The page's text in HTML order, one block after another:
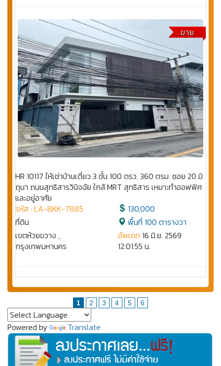
ขาย
HR 10117 ให้เช่าบ้านเดี่ยว 3 ชั้น 100 ตรว. 360 ตรม. ซอย 20 มิ
ถุนา ถนนสุทธิสารวินิจฉัย ใกล้ MRT สุทธิสาร เหมาะทำออฟฟิศ
และอยู่อาศัย
รหัส : LA-BKK-7885
ที่ดิน
เขตห้วยขวาง ,
กรุงเทพมหานคร
130,000
พื้นที่ 100 ตารางวา
อัพเดท 16 มิ.ย. 2569
12:01:55 น.
1 2 3 4 5 6
Powered by Translate